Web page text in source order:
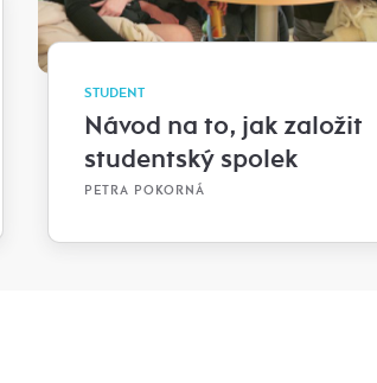
STUDENT
Návod na to, jak založit
studentský spolek
PETRA POKORNÁ